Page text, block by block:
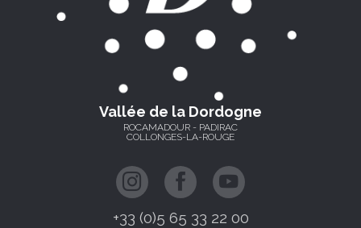
Vallée de la Dordogne
ROCAMADOUR - PADIRAC
COLLONGES-LA-ROUGE
+33 (0)5 65 33 22 00